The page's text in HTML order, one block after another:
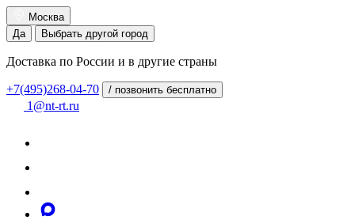
Москва
Да
Выбрать другой город
Доставка по России и в другие страны
+7(495)268-04-70 / позвонить бесплатно
1@nt-rt.ru